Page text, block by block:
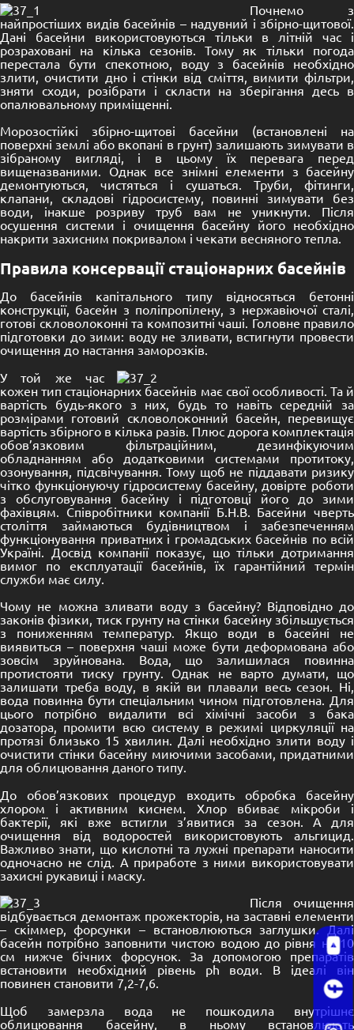
Почнемо з
найпростіших видів басейнів – надувний і збірно-щитової.
Дані басейни використовуються тільки в літній час і
розраховані на кілька сезонів. Тому як тільки погода
перестала бути спекотною, воду з басейнів необхідно
злити, очистити дно і стінки від сміття, вимити фільтри,
зняти сходи, розібрати і скласти на зберігання десь в
опалювальному приміщенні.
Морозостійкі збірно-щитові басейни (встановлені на
поверхні землі або вкопані в грунт) залишають зимувати в
зібраному вигляді, і в цьому їх перевага перед
вищеназваними. Однак все знімні елементи з басейну
демонтуються, чистяться і сушаться. Труби, фітинги,
клапани, складові гідросистему, повинні зимувати без
води, інакше розриву труб вам не уникнути. Після
осушення системи і очищення басейну його необхідно
накрити захисним покривалом і чекати весняного тепла.
Правила консервації стаціонарних басейнів
До басейнів капітального типу відносяться бетонні
конструкції, басейн з поліпропілену, з нержавіючої сталі,
готові скловолоконні та композитні чаші. Головне правило
підготовки до зими: воду не зливати, встигнути провести
очищення до настання заморозків.
У той же час
кожен тип стаціонарних басейнів має свої особливості. Та й
вартість будь-якого з них, будь то навіть середній за
розмірами готовий скловолоконний басейн, перевищує
вартість збірного в кілька разів. Плюс дорога комплектація
обов’язковим фільтраційним, дезинфікуючим
обладнанням або додатковими системами протитоку,
озонування, підсвічування. Тому щоб не піддавати ризику
чітко функціонуючу гідросистему басейну, довірте роботи
з обслуговування басейну і підготовці його до зими
фахівцям. Співробітники компанії Б.Н.В. Басейни чверть
століття займаються будівництвом і забезпеченням
функціонування приватних і громадських басейнів по всій
Україні. Досвід компанії показує, що тільки дотримання
вимог по експлуатації басейнів, їх гарантійний термін
служби має силу.
Чому не можна зливати воду з басейну? Відповідно до
законів фізики, тиск грунту на стінки басейну збільшується
з пониженням температур. Якщо води в басейні не
виявиться – поверхня чаші може бути деформована або
зовсім зруйнована. Вода, що залишилася повинна
протистояти тиску грунту. Однак не варто думати, що
залишати треба воду, в якій ви плавали весь сезон. Ні,
вода повинна бути спеціальним чином підготовлена. Для
цього потрібно видалити всі хімічні засоби з бака
дозатора, промити всю систему в режимі циркуляції на
протязі близько 15 хвилин. Далі необхідно злити воду і
очистити стінки басейну миючими засобами, придатними
для облицювання даного типу.
До обов’язкових процедур входить обробка басейну
хлором і активним киснем. Хлор вбиває мікроби і
бактерії, які вже встигли з’явитися за сезон. А для
очищення від водоростей використовують альгицид.
Важливо знати, що кислотні та лужні препарати наносити
одночасно не слід. А приработе з ними використовувати
захисні рукавиці і маску.
Після очищення
відбувається демонтаж прожекторів, на заставні елементи
– скіммер, форсунки – встановлюються заглушки. Далі
басейн потрібно заповнити чистою водою до рівня на 10
см нижче бічних форсунок. За допомогою препаратів
встановити необхідний рівень ph води. В ідеалі він
повинен становити 7,2-7,6.
Щоб замерзла вода не пошкодила внутрішнє
облицювання басейну, в ньому встановлюють